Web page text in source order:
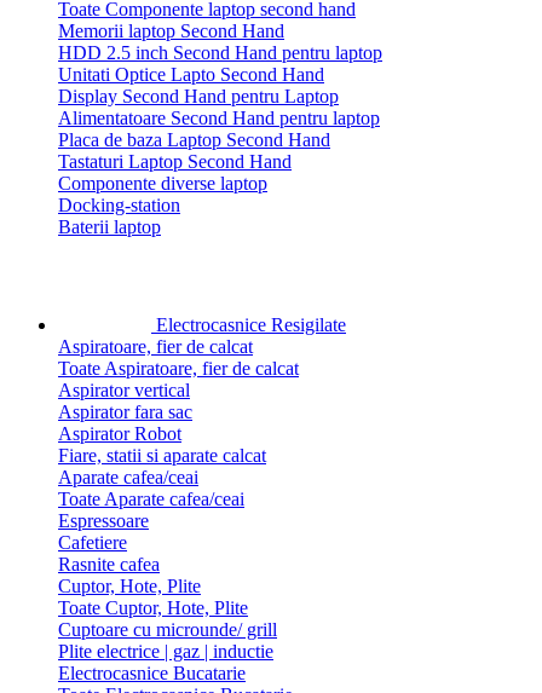
Toate Componente laptop second hand
Memorii laptop Second Hand
HDD 2.5 inch Second Hand pentru laptop
Unitati Optice Lapto Second Hand
Display Second Hand pentru Laptop
Alimentatoare Second Hand pentru laptop
Placa de baza Laptop Second Hand
Tastaturi Laptop Second Hand
Componente diverse laptop
Docking-station
Baterii laptop
Electrocasnice Resigilate
Aspiratoare, fier de calcat
Toate Aspiratoare, fier de calcat
Aspirator vertical
Aspirator fara sac
Aspirator Robot
Fiare, statii si aparate calcat
Aparate cafea/ceai
Toate Aparate cafea/ceai
Espressoare
Cafetiere
Rasnite cafea
Cuptor, Hote, Plite
Toate Cuptor, Hote, Plite
Cuptoare cu microunde/ grill
Plite electrice | gaz | inductie
Electrocasnice Bucatarie